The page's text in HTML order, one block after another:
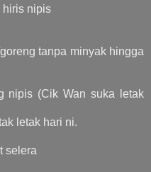
hiris nipis
tanpa minyak hingga
nipis (Cik Wan suka letak
letak hari ni.
selera